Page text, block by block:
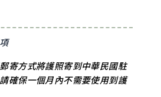
寄方式將護照寄到中華民國駐
確保一個月內不需要使用到護